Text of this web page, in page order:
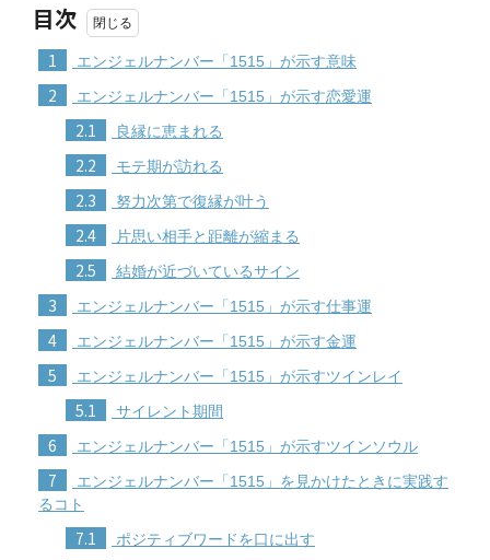
目次
1 エンジェルナンバー「1515」が示す意味
2 エンジェルナンバー「1515」が示す恋愛運
2.1 良縁に恵まれる
2.2 モテ期が訪れる
2.3 努力次第で復縁が叶う
2.4 片思い相手と距離が縮まる
2.5 結婚が近づいているサイン
3 エンジェルナンバー「1515」が示す仕事運
4 エンジェルナンバー「1515」が示す金運
5 エンジェルナンバー「1515」が示すツインレイ
5.1 サイレント期間
6 エンジェルナンバー「1515」が示すツインソウル
7
エンジェルナンバー「1515」を見かけたときに実践す
るコト
7.1 ポジティブワードを口に出す